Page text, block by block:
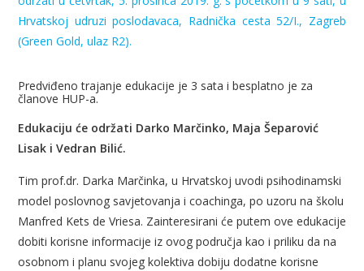
Hrvatskoj udruzi poslodavaca, Radnička cesta 52/I., Zagreb
(Green Gold, ulaz R2).
Predviđeno trajanje edukacije je 3 sata i besplatno je za
članove HUP-a.
Edukaciju će održati Darko Marčinko, Maja Šeparović
Lisak i Vedran Bilić.
Tim prof.dr. Darka Marčinka, u Hrvatskoj uvodi psihodinamski
model poslovnog savjetovanja i coachinga, po uzoru na školu
Manfred Kets de Vriesa. Zainteresirani će putem ove edukacije
dobiti korisne informacije iz ovog područja kao i priliku da na
osobnom i planu svojeg kolektiva dobiju dodatne korisne